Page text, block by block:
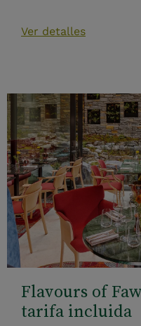
Ver detalles
Flavours of
tarifa incluida